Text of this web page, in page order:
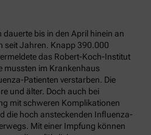
dauerte bis in den April hinein an
seit Jahren. Knapp 390.000
das Robert-Koch-Institut
mussten im Krankenhaus
Patienten verstarben. Die
und älter. Doch auch bei
mit schweren Komplikationen
die hoch ansteckenden Influenza-
Mit einer Impfung können